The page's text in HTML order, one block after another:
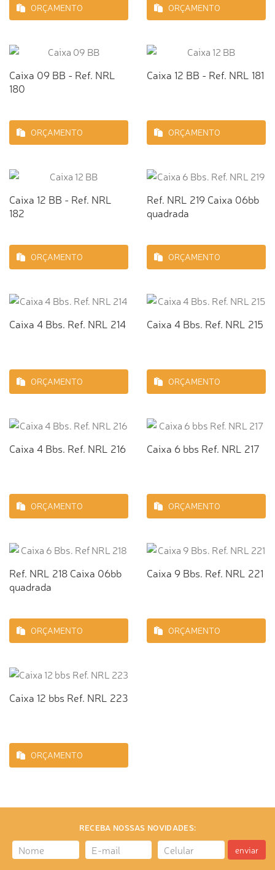
ORÇAMENTO ORÇAMENTO
Caixa 09 BB - Ref. NRL
180
ORÇAMENTO
Caixa 12 BB - Ref. NRL 181
ORÇAMENTO
Caixa 12 BB - Ref. NRL
182
ORÇAMENTO
Ref. NRL 219 Caixa 06bb
quadrada
ORÇAMENTO
Caixa 4 Bbs. Ref. NRL 214
ORÇAMENTO
Caixa 4 Bbs. Ref. NRL 215
ORÇAMENTO
Caixa 4 Bbs. Ref. NRL 216
ORÇAMENTO
Caixa 6 bbs Ref. NRL 217
ORÇAMENTO
Ref. NRL 218 Caixa 06bb
quadrada
ORÇAMENTO
Caixa 9 Bbs. Ref. NRL 221
ORÇAMENTO
Caixa 12 bbs Ref. NRL 223
ORÇAMENTO
RECEBA NOSSAS NOVIDADES:
enviar